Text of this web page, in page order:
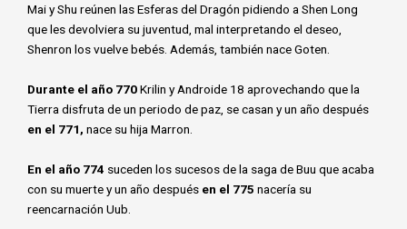
Mai y Shu reúnen las Esferas del Dragón pidiendo a Shen Long
que les devolviera su juventud, mal interpretando el deseo,
Shenron los vuelve bebés. Además, también nace Goten.
Durante el año 770Krilin y Androide 18 aprovechando que la
Tierra disfruta de un periodo de paz, se casan y un año después
en el 771, nace su hija Marron.
En el año 774 suceden los sucesos de la saga de Buu que acaba
con su muerte y un año después en el 775 nacería su
reencarnación Uub.